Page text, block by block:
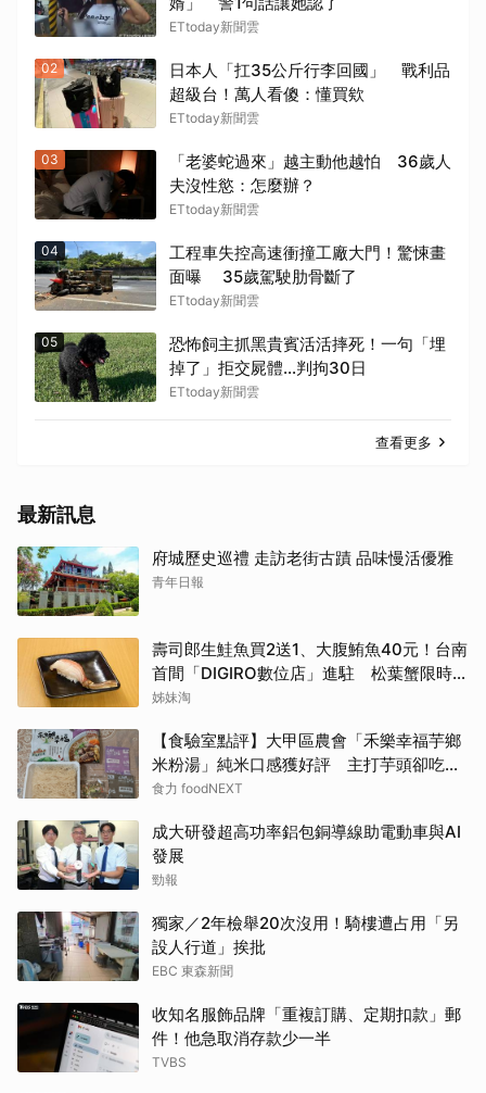
ETtoday新聞雲
02
日本人「扛35公斤行李回國」 戰利品
超級台！萬人看傻：懂買欸
ETtoday新聞雲
03
「老婆蛇過來」越主動他越怕 36歲人
夫沒性慾：怎麼辦？
ETtoday新聞雲
04
工程車失控高速衝撞工廠大門！驚悚畫
面曝 35歲駕駛肋骨斷了
ETtoday新聞雲
05
恐怖飼主抓黑貴賓活活摔死！一句「埋
掉了」拒交屍體...判拘30日
ETtoday新聞雲
查看更多
最新訊息
府城歷史巡禮 走訪老街古蹟 品味慢活優雅
青年日報
壽司郎生鮭魚買2送1、大腹鮪魚40元！台南
首間「DIGIRO數位店」進駐 松葉蟹限時上
桌
姊妹淘
【食驗室點評】大甲區農會「禾樂幸福芋鄉
米粉湯」純米口感獲好評 主打芋頭卻吃不
到存在感
食力 foodNEXT
成大研發超高功率鋁包銅導線助電動車與AI
發展
勁報
獨家／2年檢舉20次沒用！騎樓遭占用「另
設人行道」挨批
EBC 東森新聞
收知名服飾品牌「重複訂購、定期扣款」郵
件！他急取消存款少一半
TVBS